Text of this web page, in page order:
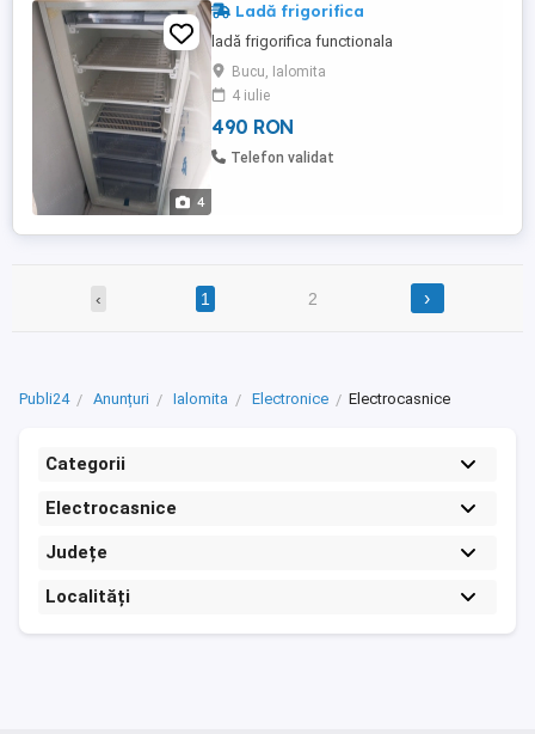
4
Ladă frigorifica
ladă frigorifica functionala
Bucu, Ialomita
4 iulie
490 RON
Telefon validat
‹ 1 2 ›
Publi24 Anunțuri Ialomita Electronice Electrocasnice
Categorii
Electrocasnice
Județe
Localități